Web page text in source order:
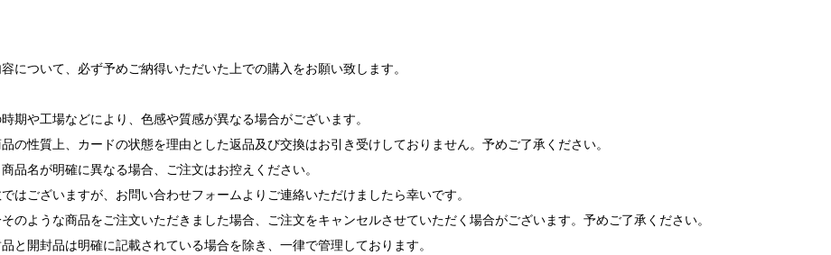
について、必ず予めご納得いただいた上での購入をお願い致します。
時期や工場などにより、色感や質感が異なる場合がございます。
品の性質上、カードの状態を理由とした返品及び交換はお引き受けしておりません。予めご了承ください。
商品名が明確に異なる場合、ご注文はお控えください。
はございますが、お問い合わせフォームよりご連絡いただけましたら幸いです。
のような商品をご注文いただきました場合、ご注文をキャンセルさせていただく場合がございます。予めご了承ください。
品と開封品は明確に記載されている場合を除き、一律で管理しております。